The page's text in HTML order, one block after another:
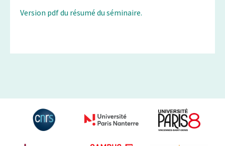
Version pdf du résumé du séminaire.